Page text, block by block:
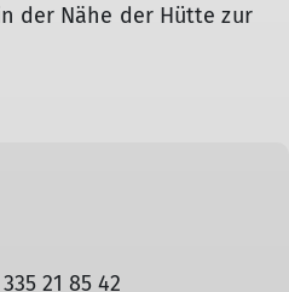
der Nähe der Hütte zur
21 85 42